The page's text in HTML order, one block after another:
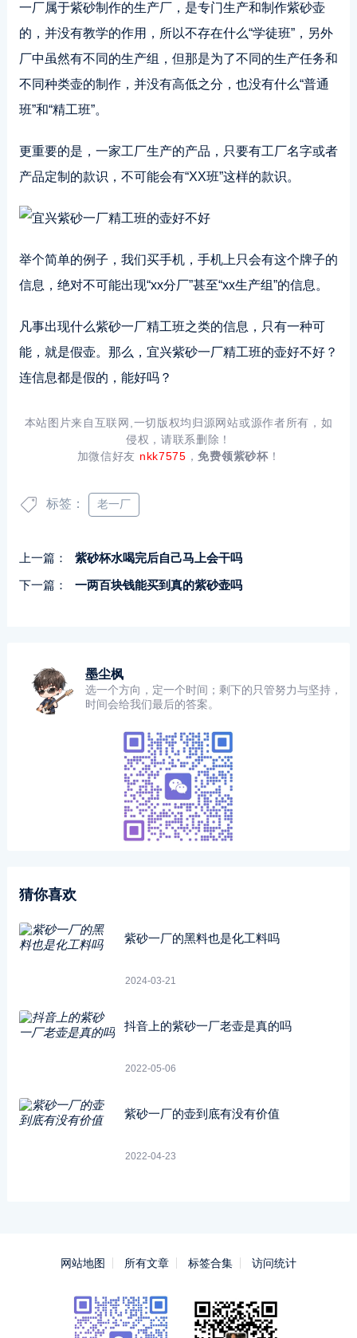
一厂属于紫砂制作的生产厂，是专门生产和制作紫砂壶
的，并没有教学的作用，所以不存在什么“学徒班”，另外
厂中虽然有不同的生产组，但那是为了不同的生产任务和
不同种类壶的制作，并没有高低之分，也没有什么“普通
班”和“精工班”。
更重要的是，一家工厂生产的产品，只要有工厂名字或者
产品定制的款识，不可能会有“XX班”这样的款识。
举个简单的例子，我们买手机，手机上只会有这个牌子的
信息，绝对不可能出现“xx分厂”甚至“xx生产组”的信息。
凡事出现什么紫砂一厂精工班之类的信息，只有一种可
能，就是假壶。那么，宜兴紫砂一厂精工班的壶好不好？
连信息都是假的，能好吗？
本站图片来自互联网,一切版权均归源网站或源作者所有，如
侵权，请联系删除！
加微信好友 nkk7575 ，免费领紫砂杯！
标签： 老一厂
上一篇：
紫砂杯水喝完后自己马上会干吗
下一篇：
一两百块钱能买到真的紫砂壶吗
墨尘枫
选一个方向，定一个时间；剩下的只管努力与坚持，
时间会给我们最后的答案。
猜你喜欢
紫砂一厂的黑料也是化工料吗
2024-03-21
抖音上的紫砂一厂老壶是真的吗
2022-05-06
紫砂一厂的壶到底有没有价值
2022-04-23
网站地图 所有文章 标签合集 访问统计